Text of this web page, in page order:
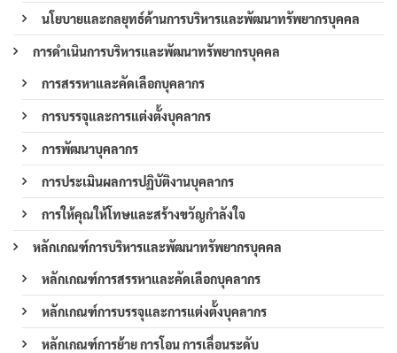
นโยบายและกลยุทธ์ด้านการบริหารและพัฒนาทรัพยากรบุคคล
การดำเนินการบริหารและพัฒนาทรัพยากรบุคคล
การสรรหาและคัดเลือกบุคลากร
การบรรจุและการแต่งตั้งบุคลากร
การพัฒนาบุคลากร
การประเมินผลการปฏิบัติงานบุคลากร
การให้คุณให้โทษและสร้างขวัญกำลังใจ
หลักเกณฑ์การบริหารและพัฒนาทรัพยากรบุคคล
หลักเกณฑ์การสรรหาและคัดเลือกบุคลากร
หลักเกณฑ์การบรรจุและการแต่งตั้งบุคลากร
หลักเกณฑ์การย้าย การโอน การเลื่อนระดับ